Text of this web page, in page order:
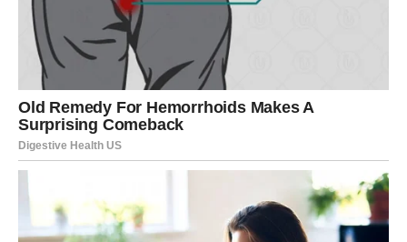
to s razlogom. Danas neko primećuje vaš trud, harizmu ili
energiju. Na poslu ili u društvu možete dobiti pohvalu
koja vam podiže samopouzdanje. Ovo je dan kada Lav
ponovo oseća svoju snagu.
U ljubavi, Lav zrači magnetizmom. Ako ste slobodni,
privlačite poglede i pažnju bez mnogo truda. Ako ste
zauzeti, odnos se osvežava kroz strast ili iskren razgovor.
Petak vam poručuje da ne sumnjate u sebe – vaša
vrednost je očigledna, čak i kada vi to zaboravite.